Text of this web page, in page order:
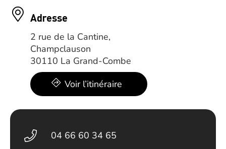
Adresse
2 rue de la Cantine,
Champclauson
30110 La Grand-Combe
Voir l’itinéraire
04 66 60 34 65